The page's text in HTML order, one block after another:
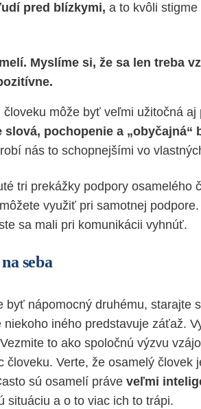
pred blízkymi, a to kvôli
Myslíme si, že sa len treba
môže byť veľmi užitočná
slová, pochopenie a „obyčajná“
nás to schopnejšími vo
tri prekážky podpory osamelého
využiť pri samotnej
sa mali pri komunikácii vyhnúť.
seba
byť nápomocný druhému, starajte
iného predstavuje záťaž.
Vezmite to ako spoločnú výzvu
človeku. Verte, že osamelý človek
sú osamelí práve veľmi
situáciu a o to viac ich to trápi.